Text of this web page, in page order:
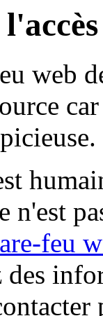
web
n'est
feu
des